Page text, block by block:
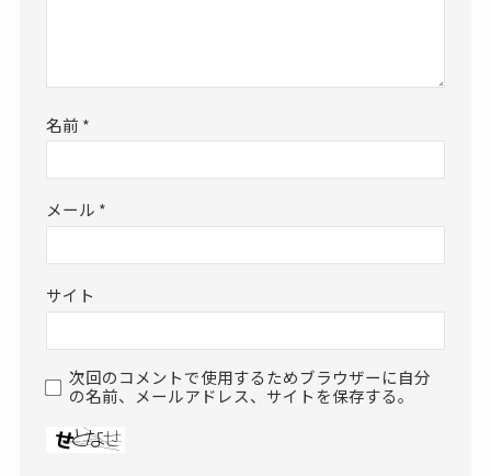
名前 *
メール *
サイト
次回のコメントで使用するためブラウザーに自分
の名前、メールアドレス、サイトを保存する。